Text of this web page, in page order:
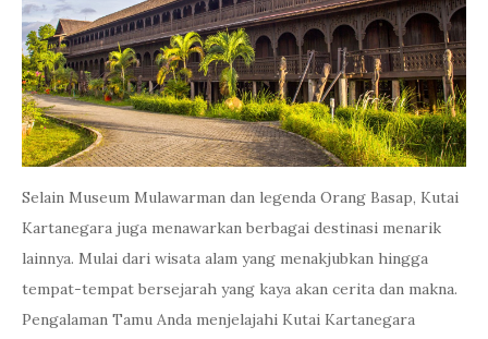
Selain Museum Mulawarman dan legenda Orang Basap, Kutai
Kartanegara juga menawarkan berbagai destinasi menarik
lainnya. Mulai dari wisata alam yang menakjubkan hingga
tempat-tempat bersejarah yang kaya akan cerita dan makna.
Pengalaman Tamu Anda menjelajahi Kutai Kartanegara